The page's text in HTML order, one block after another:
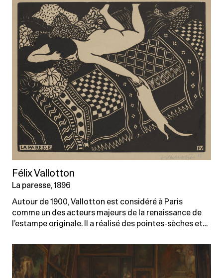
Félix Vallotton
La paresse, 1896
Autour de 1900, Vallotton est considéré à Paris
comme un des acteurs majeurs de la renaissance de
l’estampe originale. Il a réalisé des pointes-sèches et…